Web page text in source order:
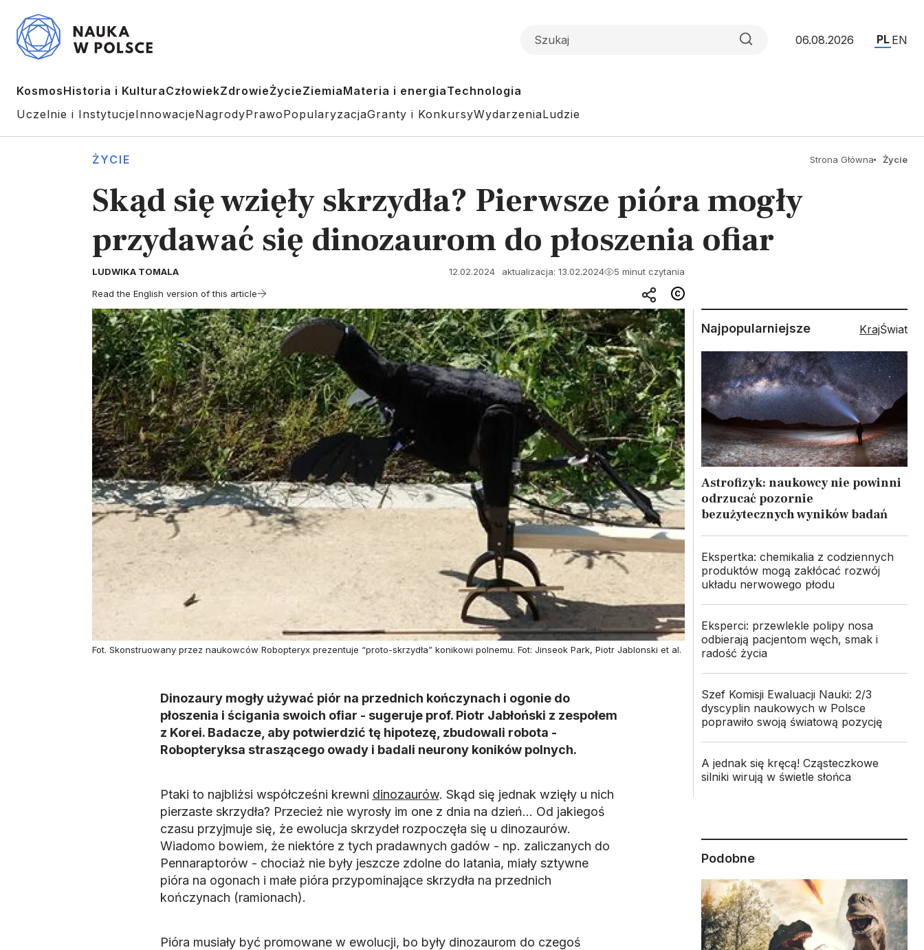
06.08.2026 PL EN
KosmosHistoria i KulturaCzłowiekZdrowieŻycieZiemiaMateria i energiaTechnologia
Uczelnie i InstytucjeInnowacjeNagrodyPrawoPopularyzacjaGranty i KonkursyWydarzeniaLudzie
ŻYCIE Strona Główna Życie
Skąd się wzięły skrzydła? Pierwsze pióra mogły
przydawać się dinozaurom do płoszenia ofiar
LUDWIKA TOMALA 12.02.2024 aktualizacja: 13.02.2024
5 minut czytania
Read the English version of this article
Fot. Skonstruowany przez naukowców Robopteryx prezentuje “proto-skrzydła” konikowi polnemu. Fot: Jinseok Park, Piotr Jablonski et al.
Dinozaury mogły używać piór na przednich kończynach i ogonie do
płoszenia i ścigania swoich ofiar - sugeruje prof. Piotr Jabłoński z zespołem
z Korei. Badacze, aby potwierdzić tę hipotezę, zbudowali robota -
Robopteryksa straszącego owady i badali neurony koników polnych.
Ptaki to najbliżsi współcześni krewni dinozaurów. Skąd się jednak wzięły u nich
pierzaste skrzydła? Przecież nie wyrosły im one z dnia na dzień... Od jakiegoś
czasu przyjmuje się, że ewolucja skrzydeł rozpoczęła się u dinozaurów.
Wiadomo bowiem, że niektóre z tych pradawnych gadów - np. zaliczanych do
Pennaraptorów - chociaż nie były jeszcze zdolne do latania, miały sztywne
pióra na ogonach i małe pióra przypominające skrzydła na przednich
kończynach (ramionach).
Pióra musiały być promowane w ewolucji, bo były dinozaurom do czegoś
Najpopularniejsze KrajŚwiat
Astrofizyk: naukowcy nie powinni
odrzucać pozornie
bezużytecznych wyników badań
Ekspertka: chemikalia z codziennych
produktów mogą zakłócać rozwój
układu nerwowego płodu
Eksperci: przewlekle polipy nosa
odbierają pacjentom węch, smak i
radość życia
Szef Komisji Ewaluacji Nauki: 2/3
dyscyplin naukowych w Polsce
poprawiło swoją światową pozycję
A jednak się kręcą! Cząsteczkowe
silniki wirują w świetle słońca
Podobne